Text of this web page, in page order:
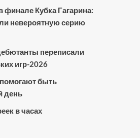
финале Кубка Гагарина:
невероятную серию
переписали
игр-2026
помогают быть
день
в часах